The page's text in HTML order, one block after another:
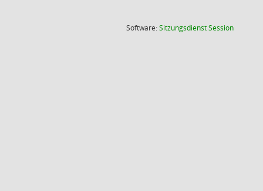
Software:SitzungsdienstSession(Wird in